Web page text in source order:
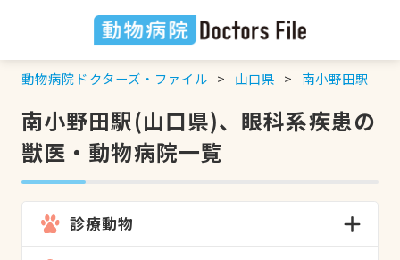
動物病院ドクターズ・ファイル 山口県 南小野田駅
南小野田駅(山口県)、眼科系疾患の
獣医・動物病院一覧
診療動物